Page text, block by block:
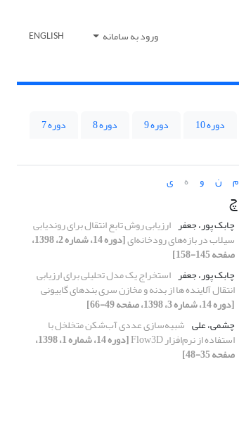
ورود به سامانه ENGLISH
دوره 10 دوره 9 دوره 8
دوره 7
م ن و ه ی
چ
چابک پور، جعفر ارزیابی روش تابع انتقال برای روندیابی
سیلاب در بازه‌های رودخانه‌ای [دوره 14، شماره 2، 1398،
صفحه 145-158]
چابک پور، جعفر استخراج یک مدل تحلیلی برای ارزیابی
انتقال آلاینده ها از بدنه و مخازن سری بندهای گابیونی
[دوره 14، شماره 3، 1398، صفحه 49-66]
چشمی، علی شبیه‌سازی عددی آب‌شکن متخلخل با
استفاده از نرم‌افزار Flow3D [دوره 14، شماره 1، 1398،
صفحه 35-48]